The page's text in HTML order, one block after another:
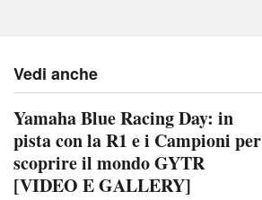
Vedi anche
Yamaha Blue Racing Day: in
pista con la R1 e i Campioni per
scoprire il mondo GYTR
[VIDEO E GALLERY]